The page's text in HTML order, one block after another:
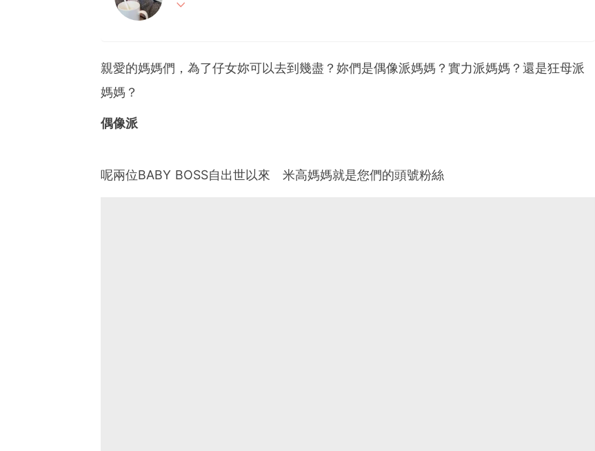
陪著大小寶貝(包包與細佬B)遊歷世界
親愛的媽媽們，為了仔女妳可以去到幾盡？妳們是偶像派媽媽？實力派媽媽？還是狂母派
媽媽？
偶像派
呢兩位BABY BOSS自出世以來 米高媽媽就是您們的頭號粉絲